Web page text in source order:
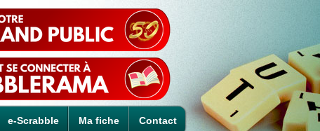
e-Scrabble Ma fiche Contact